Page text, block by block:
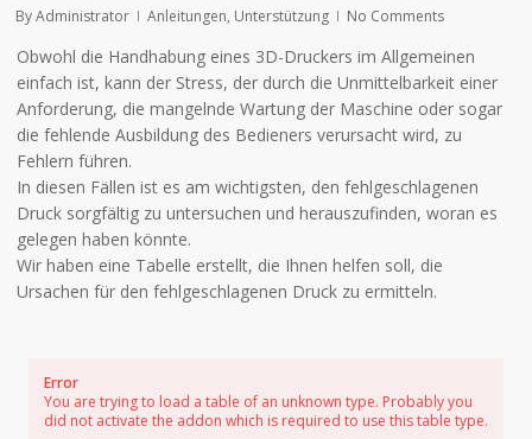
By Administrator Anleitungen, Unterstützung No Comments
Obwohl die Handhabung eines 3D-Druckers im Allgemeinen
einfach ist, kann der Stress, der durch die Unmittelbarkeit einer
Anforderung, die mangelnde Wartung der Maschine oder sogar
die fehlende Ausbildung des Bedieners verursacht wird, zu
Fehlern führen.
In diesen Fällen ist es am wichtigsten, den fehlgeschlagenen
Druck sorgfältig zu untersuchen und herauszufinden, woran es
gelegen haben könnte.
Wir haben eine Tabelle erstellt, die Ihnen helfen soll, die
Ursachen für den fehlgeschlagenen Druck zu ermitteln.
Error
You are trying to load a table of an unknown type. Probably you
did not activate the addon which is required to use this table type.